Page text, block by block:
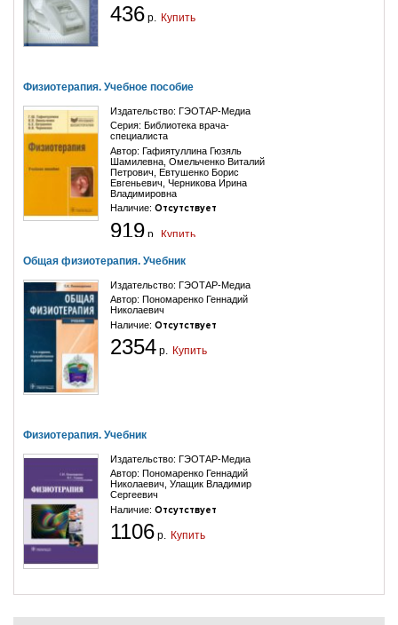
436 р. Купить
Физиотерапия. Учебное пособие
Издательство: ГЭОТАР-Медиа
Серия: Библиотека врача-
специалиста
Автор: Гафиятуллина Гюзяль
Шамилевна Омельченко Виталий
Петрович Евтушенко Борис
Евгеньевич Черникова Ирина
Владимировна
Наличие: Отсутствует
919 р. Купить
Общая физиотерапия. Учебник
Издательство: ГЭОТАР-Медиа
Автор: Пономаренко Геннадий
Николаевич
Наличие: Отсутствует
2354 р. Купить
Физиотерапия. Учебник
Издательство: ГЭОТАР-Медиа
Автор: Пономаренко Геннадий
Николаевич Улащик Владимир
Сергеевич
Наличие: Отсутствует
1106 р. Купить